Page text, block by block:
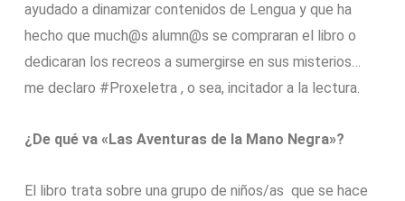
ayudado a dinamizar contenidos de Lengua y que ha
hecho que much@s alumn@s se compraran el libro o
dedicaran los recreos a sumergirse en sus misterios…
me declaro #Proxeletra , o sea, incitador a la lectura.
¿De qué va «Las Aventuras de la Mano Negra»?
El libro trata sobre una grupo de niños/as que se hace